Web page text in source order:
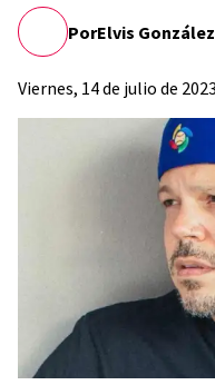
PorElvis González
Viernes, 14 de julio de